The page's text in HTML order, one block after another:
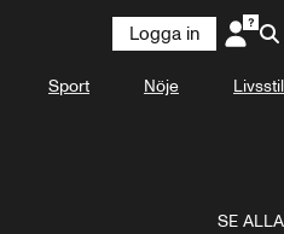
Logga in
Sport Nöje Livsstil
SE ALLA